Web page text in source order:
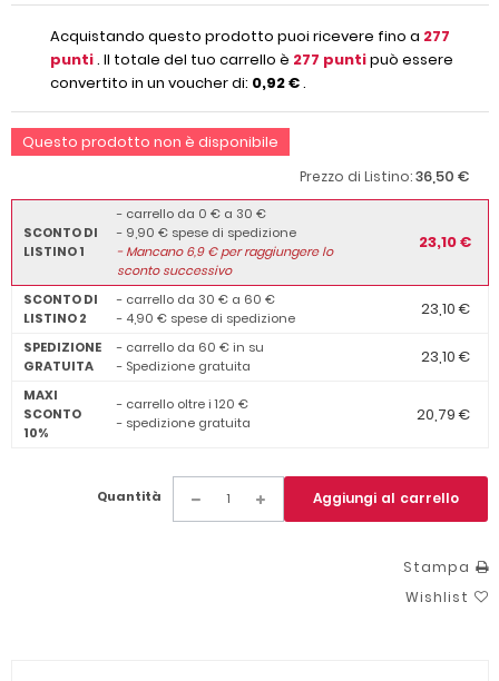
Acquistando questo prodotto puoi ricevere fino a 277
punti. Il totale del tuo carrello è 277 puntipuò essere
convertito in un voucher di: 0,92 €.
Questo prodotto non è disponibile
Prezzo di Listino:36,50 €
SCONTO DI
LISTINO 1
- carrello da 0 € a 30 €
- 9,90 € spese di spedizione
-Mancano6,9€ per raggiungere lo
sconto successivo
23,10 €
SCONTO DI
LISTINO 2
- carrello da 30 € a 60 €
- 4,90 € spese di spedizione
23,10 €
SPEDIZIONE
GRATUITA
- carrello da 60 € in su
- Spedizione gratuita
23,10 €
MAXI
SCONTO
10%
- carrello oltre i 120 €
- spedizione gratuita
20,79 €
Quantità Aggiungi al carrello
Stampa
Wishlist